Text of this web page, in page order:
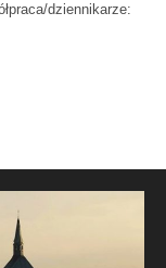
dziennikarze: